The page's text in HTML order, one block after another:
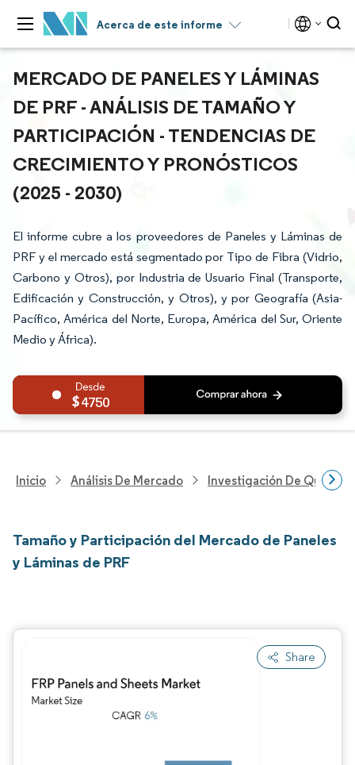
Acerca de este informe
MERCADO DE PANELES Y LÁMINAS
DE PRF - ANÁLISIS DE TAMAÑO Y
PARTICIPACIÓN - TENDENCIAS DE
CRECIMIENTO Y PRONÓSTICOS
(2025 - 2030)
El informe cubre a los proveedores de Paneles y Láminas de
PRF y el mercado está segmentado por Tipo de Fibra (Vidrio,
Carbono y Otros), por Industria de Usuario Final (Transporte,
Edificación y Construcción, y Otros), y por Geografía (Asia-
Pacífico, América del Norte, Europa, América del Sur, Oriente
Medio y África).
4750
Inicio Análisis De Mercado Investigación De
Tamaño y Participación del Mercado de Paneles
y Láminas de PRF
Share